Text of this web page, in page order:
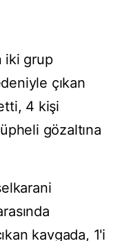
iki grup
çıkan
4 kişi
gözaltına
kavgada, 1'i